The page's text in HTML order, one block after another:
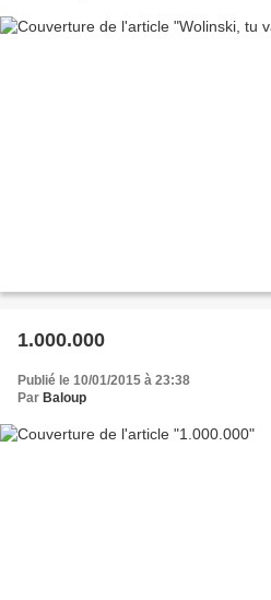
1.000.000
Publié le 10/01/2015 à 23:38
Par Baloup